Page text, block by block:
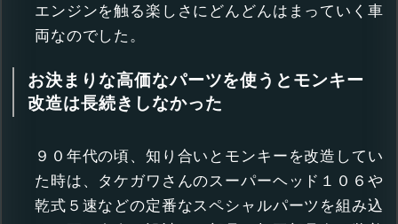
エンジンを触る楽しさにどんどんはまっていく車
両なのでした。
お決まりな高価なパーツを使うとモンキー
改造は長続きしなかった
９０年代の頃、知り合いとモンキーを改造してい
た時は、タケガワさんのスーパーヘッド１０６や
乾式５速などの定番なスペシャルパーツを組み込